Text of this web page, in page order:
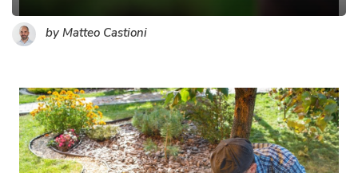
by Matteo Castioni